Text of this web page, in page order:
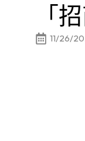
「
11/26/